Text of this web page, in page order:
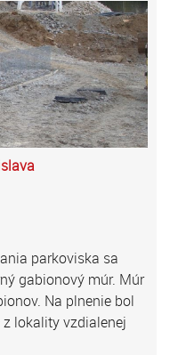
parkoviska sa
gabionový múr. Múr
Na plnenie bol
lokality vzdialenej